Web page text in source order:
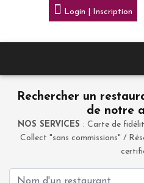
Login | Inscription
Rechercher un
de notre
NOS SERVICES : Carte de
Collect "sans commissions" /